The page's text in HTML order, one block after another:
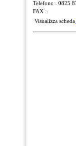
Telefono : 0825
FAX :
Visualizza scheda